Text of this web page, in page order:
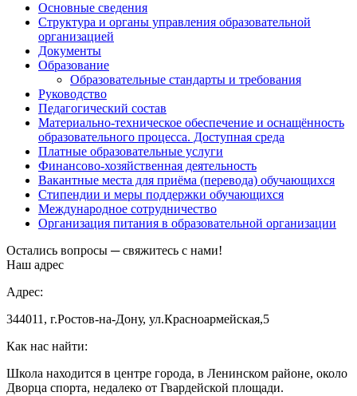
Основные сведения
Структура и органы управления образовательной
организацией
Документы
Образование
Образовательные стандарты и требования
Руководство
Педагогический состав
Материально-техническое обеспечение и оснащённость
образовательного процесса. Доступная среда
Платные образовательные услуги
Финансово-хозяйственная деятельность
Вакантные места для приёма (перевода) обучающихся
Стипендии и меры поддержки обучающихся
Международное сотрудничество
Организация питания в образовательной организации
Остались вопросы ─ свяжитесь с нами!
Наш адрес
Адрес:
344011, г.Ростов-на-Дону, ул.Красноармейская,5
Как нас найти:
Школа находится в центре города, в Ленинском районе, около
Дворца спорта, недалеко от Гвардейской площади.